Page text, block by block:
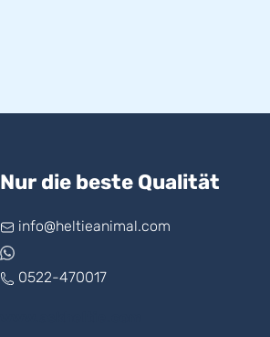
Nur die beste Qualität
info@heltieanimal.com
0522-470017